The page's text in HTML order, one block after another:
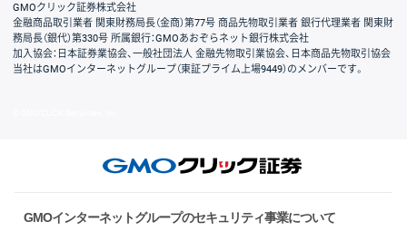
GMOクリック証券株式会社
金融商品取引業者 関東財務局長（金商）第77号 商品先物取引業者 銀行代理業者 関東財
務局長（銀代）第330号 所属銀行：GMOあおぞらネット銀行株式会社
加入協会：日本証券業協会、一般社団法人 金融先物取引業協会、日本商品先物取引協会
当社はGMOインターネットグループ（東証プライム上場9449）のメンバーです。
GMOインターネットグループのセキュリティ事業について